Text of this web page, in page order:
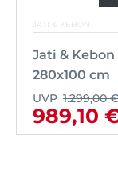
JATI & KEBON
Jati &
280x100 cm
UVP 1.299,00 €
989,10